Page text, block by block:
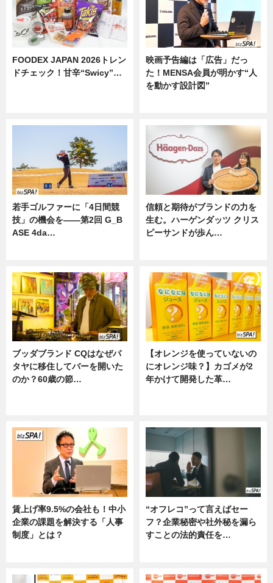
FOODEX JAPAN 2026トレン
ドチェック！甘辛“Swicy”…
映画予告編は「広告」だっ
た！MENSA会員が明かす“人
を動かす設計図”
若手ゴルファーに「4日間競
技」の機会を——第2回 G_B
ASE 4da…
信頼と期待がブランドの力を
生む。ハーゲンダッツ クリス
ピーサンドが歩ん…
ブッダブランド CQはなぜパ
タヤに移住してバーを開いた
のか？60歳の節…
【オレンジを使っていないの
にオレンジ味？】カゴメが2
年かけて開発した革…
賃上げ率9.5%の会社も！中小
企業の課題を解決する「人事
制度」とは？
“オフレコ”って言えばセー
フ？企業秘密や社外秘を漏ら
すことの法的責任を…